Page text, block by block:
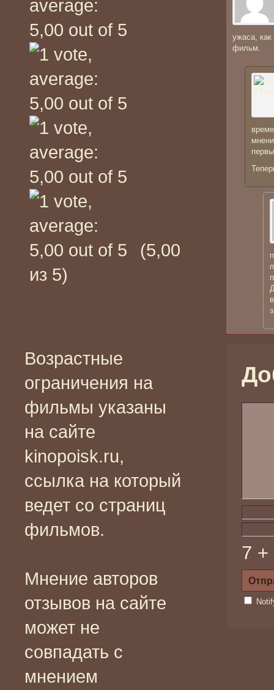
(5,00
из 5)
Возрастные
ограничения на
фильмы указаны
на сайте
kinopoisk.ru,
ссылка на который
ведет со страниц
фильмов.
Мнение авторов
отзывов на сайте
может не
совпадать с
мнением
ужаса,
фильм.
7